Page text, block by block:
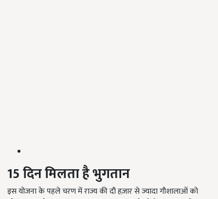
15दिनमिलताहैभुगतान
इस योजना के पहले चरण में राज्य की दौ हज़ार से ज्यादा गौशालाओं को